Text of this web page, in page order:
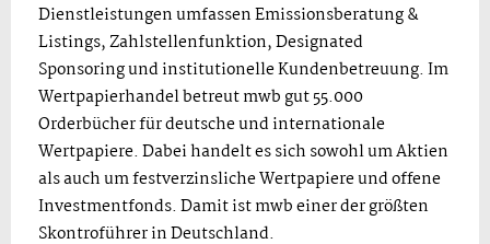
Dienstleistungen umfassen Emissionsberatung &
Listings, Zahlstellenfunktion, Designated
Sponsoring und institutionelle Kundenbetreuung. Im
Wertpapierhandel betreut mwb gut 55.000
Orderbücher für deutsche und internationale
Wertpapiere. Dabei handelt es sich sowohl um Aktien
als auch um festverzinsliche Wertpapiere und offene
Investmentfonds. Damit ist mwb einer der größten
Skontroführer in Deutschland.